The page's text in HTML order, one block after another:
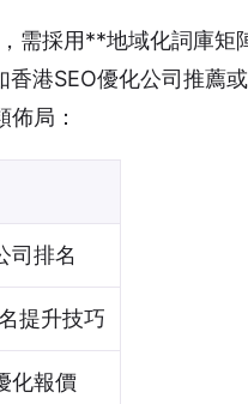
需採用**地域化詞庫
港SEO優化公司推薦
局：
司排名
提升技巧
化報價